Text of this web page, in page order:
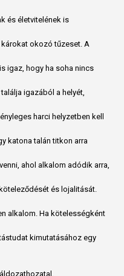
és életvitelének is
okozó tűzeset. A
igaz, hogy ha soha nincs
igazából a helyét,
harci helyzetben kell
katona talán titkon arra
ahol alkalom adódik arra,
és lojalitását.
alkalom. Ha kötelességként
kimutatásához egy